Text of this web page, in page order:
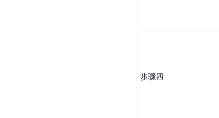
步骤四